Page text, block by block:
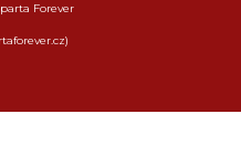
Forever